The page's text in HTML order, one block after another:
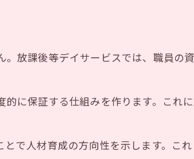
実現する方法
事例とポイント
評価制度の工夫
デイサービスの実例
略
識すべき戦略
放課後等デイサービスでは、職員の
に保証する仕組みを作ります。これ
で人材育成の方向性を示します。こ